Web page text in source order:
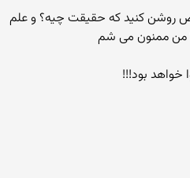
روشن کنید که حقیقت چیه؟ و علم
من ممنون می شم
خواهد بود!!!